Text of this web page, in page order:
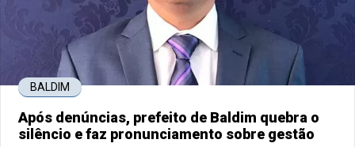
BALDIM
Após denúncias, prefeito de Baldim quebra o
silêncio e faz pronunciamento sobre gestão